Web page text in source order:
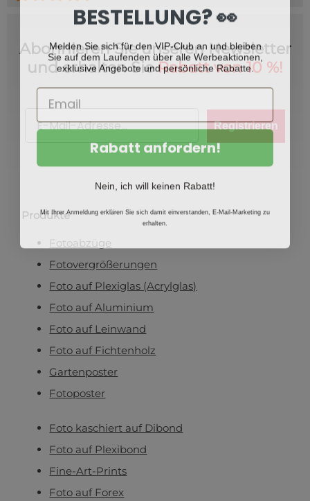
Abonnieren Sie unseren Newsletter
und erhalten SieRabatt von 10 %!
Email
Registrieren
Produkte
Fotoabzüge
Fotovergrößerungen
Foto auf Plexiglas (Acrylglas)
Foto auf Aluminium
Foto auf Leinwand
Foto auf Fichtenholz
Gartenposter
Fotoposter
Foto kaschiert auf Dibond
Foto auf Plexibond
Fine-Art-Prints
Foto auf Forex
BESTELLUNG? 👀
Melden Sie sich für den VIP-Club an und bleiben
Sie auf dem Laufenden über alle Werbeaktionen,
exklusive Angebote und persönliche Rabatte.
Rabatt anfordern!
Nein, ich will keinen Rabatt!